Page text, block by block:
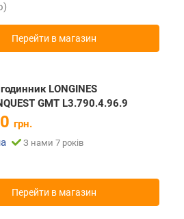
Перейти в магазин
LONGINES
GMT L3.790.4.96.9
грн.
З нами 7 років
Перейти в магазин